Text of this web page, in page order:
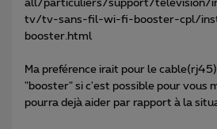
all/particuliers/support/television/
tv/tv-sans-fil-wi-fi-booster-cpl/
booster.html
Ma preférence irait pour le
"booster" si c'est possible pour vous
pourra dejà aider par rapport à la